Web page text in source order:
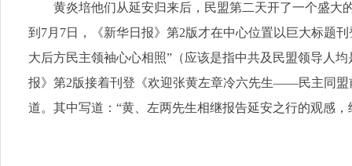
黄炎培他们从延安归来后，民盟第二天开了一个盛大
到7月7日，《新华日报》第2版才在中心位置以巨大标题
大后方民主领袖心心相照”（应该是指中共及民盟领导人
报》第2版接着刊登《欢迎张黄左章冷六先生——民主同盟
道。其中写道：“黄、左两先生相继报告延安之行的观感